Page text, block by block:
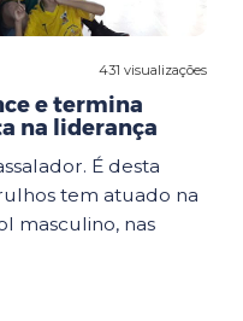
431 visualizações
e termina
na liderança
É desta
tem atuado na
masculino, nas